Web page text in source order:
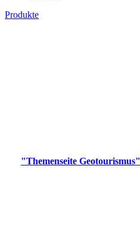
Produkte
"Themenseite Geotourismus"